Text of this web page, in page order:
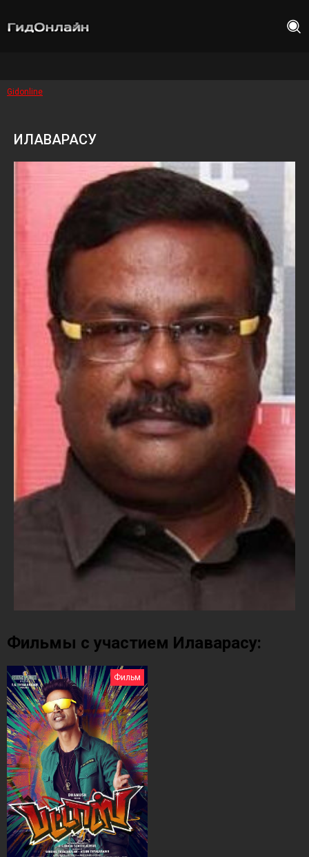
Gidonline
ИЛАВАРАСУ
Фильмы с участием Илаварасу:
Фильм